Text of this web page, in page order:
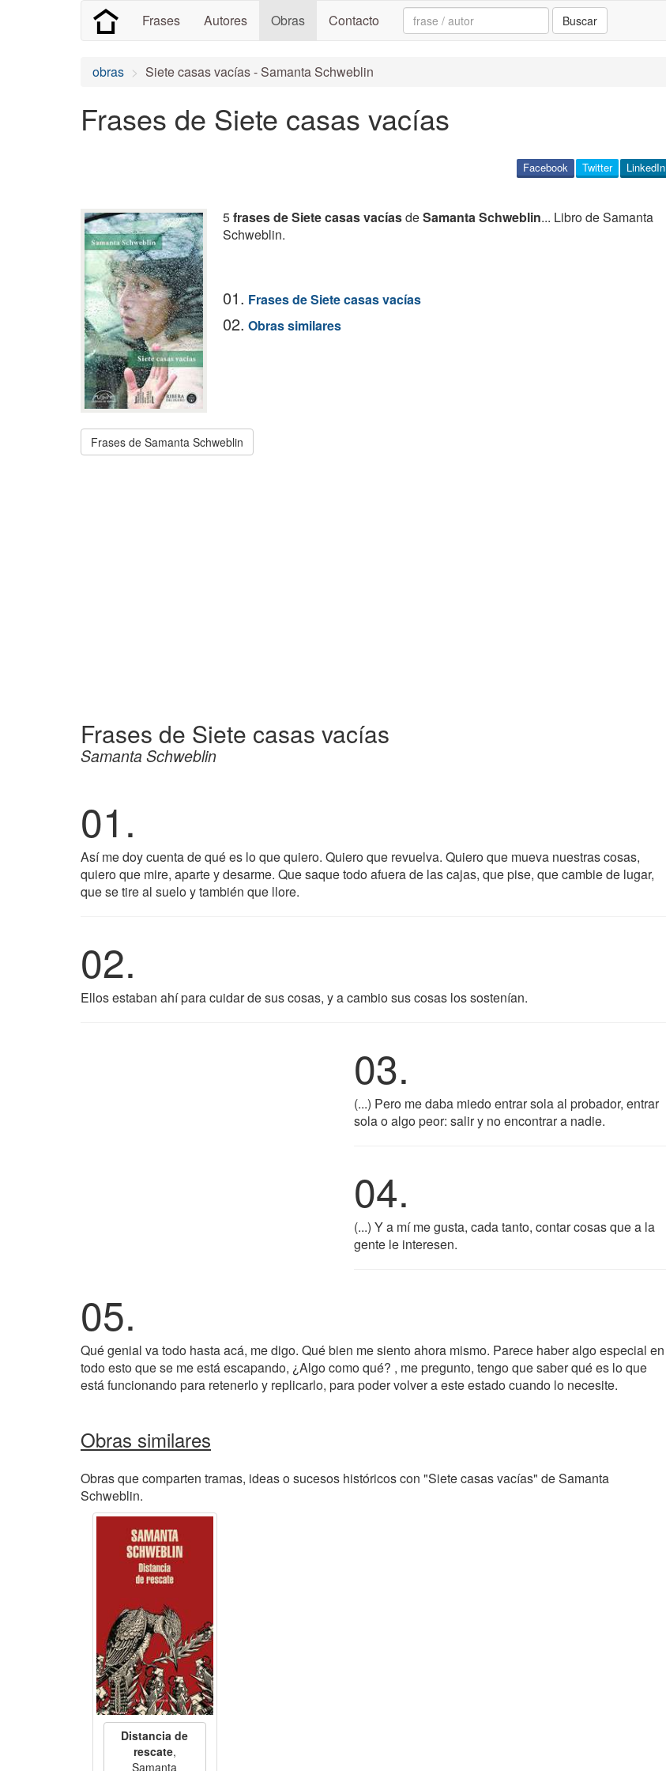
Frases Autores Obras Contacto Search: Buscar
obras Siete casas vacías - Samanta Schweblin
Frases de Siete casas vacías
LinkedIn
Twitter
Facebook
5frases de Siete casas vacíasdeSamanta Schweblin... Libro de Samanta
Schweblin.
01. Frases de Siete casas vacías
02. Obras similares
Frases de Samanta Schweblin
Frases de Siete casas vacías
Samanta Schweblin
01.
Así me doy cuenta de qué es lo que quiero. Quiero que revuelva. Quiero que mueva nuestras cosas,
quiero que mire, aparte y desarme. Que saque todo afuera de las cajas, que pise, que cambie de lugar,
que se tire al suelo y también que llore.
02.
Ellos estaban ahí para cuidar de sus cosas, y a cambio sus cosas los sostenían.
03.
(...) Pero me daba miedo entrar sola al probador, entrar
sola o algo peor: salir y no encontrar a nadie.
04.
(...) Y a mí me gusta, cada tanto, contar cosas que a la
gente le interesen.
05.
Qué genial va todo hasta acá, me digo. Qué bien me siento ahora mismo. Parece haber algo especial en
todo esto que se me está escapando, ¿Algo como qué? , me pregunto, tengo que saber qué es lo que
está funcionando para retenerlo y replicarlo, para poder volver a este estado cuando lo necesite.
Obras similares
Obras que comparten tramas, ideas o sucesos históricos con "Siete casas vacías" de Samanta
Schweblin.
Distancia de
rescate,
Samanta